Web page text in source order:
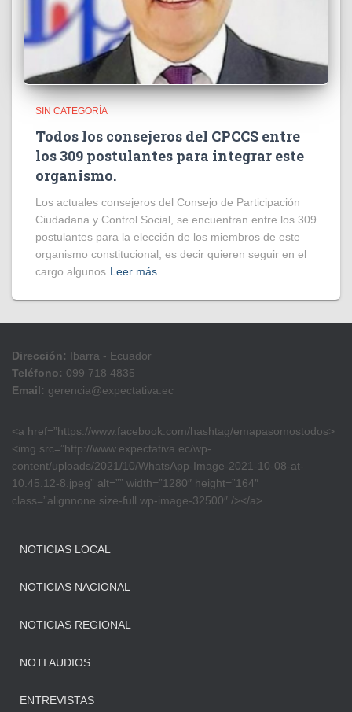
SIN CATEGORÍA
Todos los consejeros del CPCCS entre
los 309 postulantes para integrar este
organismo.
Los actuales consejeros del Consejo de Participación
Ciudadana y Control Social, se encuentran entre los 309
postulantes para la elección de los miembros de este
organismo constitucional, es decir quieren seguir en el
cargo algunos Leer más
Dirección: Ibarra - Ecuador
Teléfono: 099 718 4835
Email: gerencia@expectativa.ec
<a href=”https://www.facebook.com/hashtag/emapasomostodos>
<img src=”http://www.expectativa.ec/wp-
content/uploads/2021/10/WhatsApp-Image-2021-10-08-at-
10.45.12-8.jpeg” alt=”” width=”1280″ height=”164″
class=”alignnone size-full wp-image-32500″ /></a>
NOTICIAS LOCAL
NOTICIAS NACIONAL
NOTICIAS REGIONAL
NOTI AUDIOS
ENTREVISTAS